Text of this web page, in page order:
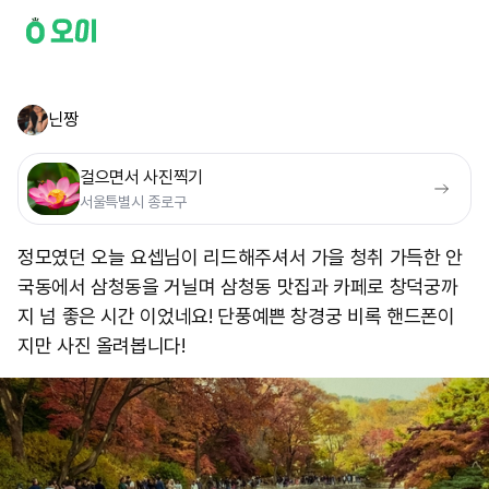
닌짱
걸으면서 사진찍기
서울특별시 종로구
정모였던 오늘 요셉님이 리드해주셔서 가을 청취 가득한 안
국동에서 삼청동을 거닐며 삼청동 맛집과 카페로 창덕궁까
지 넘 좋은 시간 이었네요! 단풍예쁜 창경궁 비록 핸드폰이
지만 사진 올려봅니다!